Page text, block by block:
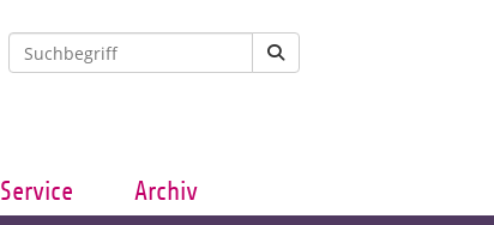
Service Archiv